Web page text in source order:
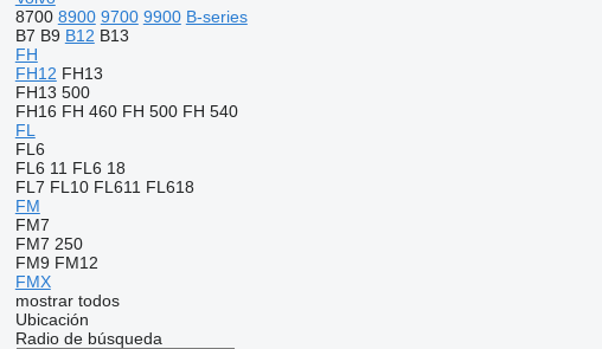
8700 8900 9700 9900 B-series
B7 B9 B12 B13
FH
FH12 FH13
FH13 500
FH16 FH 460 FH 500 FH 540
FL
FL6
FL6 11 FL6 18
FL7 FL10 FL611 FL618
FM
FM7
FM7 250
FM9 FM12
FMX
mostrar todos
Ubicación
Radio de búsqueda